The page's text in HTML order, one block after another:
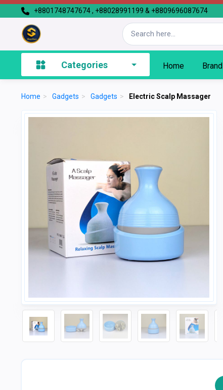
+8801748747674 , +88028991199 & +8809696087674
Categories Home Brand
Home > Gadgets > Gadgets > Electric Scalp Massager